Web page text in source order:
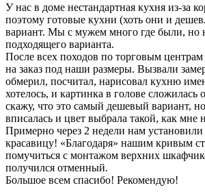
У нас в доме нестандартная кухня из-за
поэтому готовые кухни (хоть они и
вариант. Мы с мужем много где были, но
подходящего варианта.
После всех походов по торговым
на заказ под наши размеры. Вызвали
обмерил, посчитал, нарисовал кухню
хотелось, и картинка в голове сложилась
скажу, что это самый дешевый вариант,
вписалась и цвет выбрала такой, как мне
Примерно через 2 недели нам
красавицу! «Благодаря» нашим кривым
помучиться с монтажом верхних
получился отменный.
Большое всем спасибо! Рекомендую!